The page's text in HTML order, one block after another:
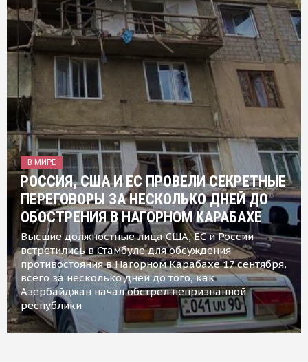
В МИРЕ
РОССИЯ, США И ЕС ПРОВЕЛИ СЕКРЕТНЫЕ
ПЕРЕГОВОРЫ ЗА НЕСКОЛЬКО ДНЕЙ ДО
ОБОСТРЕНИЯ В НАГОРНОМ КАРАБАХЕ
Высшие должностные лица США, ЕС и России
встретились в Стамбуле для обсуждения
противостояния в Нагорном Карабахе 17 сентября,
всего за несколько дней до того, как
Азербайджан начал обстрел непризнанной
республики